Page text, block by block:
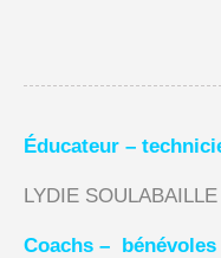
Éducateur –
LYDIE
Coachs – bénévoles